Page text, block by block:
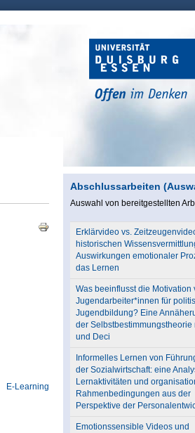
E-Learning
Abschlussarbeiten
Auswahl von bereitgestellten
Erklärvideo vs.
historischen
Auswirkungen emotionaler
das Lernen
Was beeinflusst die Motivation
Jugendarbeiter*innen für
Jugendbildung? Eine
der Selbstbestimmungstheorie
und Deci
Informelles Lernen von
der Sozialwirtschaft: eine
Lernaktivitäten und
Rahmenbedingungen aus der
Perspektive der
Emotionssensible Videos und